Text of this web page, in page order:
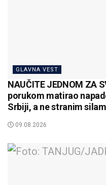
GLAVNA VEST
NAUČITE JEDNOM ZA
porukom matirao
Srbiji, a ne stranim
09.08.2026